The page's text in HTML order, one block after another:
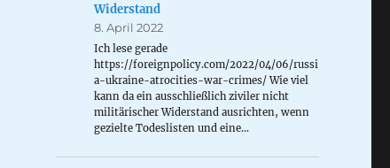
Widerstand
8. April 2022
Ich lese gerade
https://foreignpolicy.com/2022/04/06/russi
a-ukraine-atrocities-war-crimes/ Wie viel
kann da ein ausschließlich ziviler nicht
militärischer Widerstand ausrichten, wenn
gezielte Todeslisten und eine…